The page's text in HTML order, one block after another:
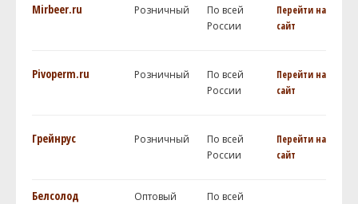
Mirbeer.ru Розничный
По всей
России
Перейти на
сайт
Pivoperm.ru Розничный
По всей
России
Перейти на
сайт
Грейнрус Розничный
По всей
России
Перейти на
сайт
Белсолод Оптовый
По всей